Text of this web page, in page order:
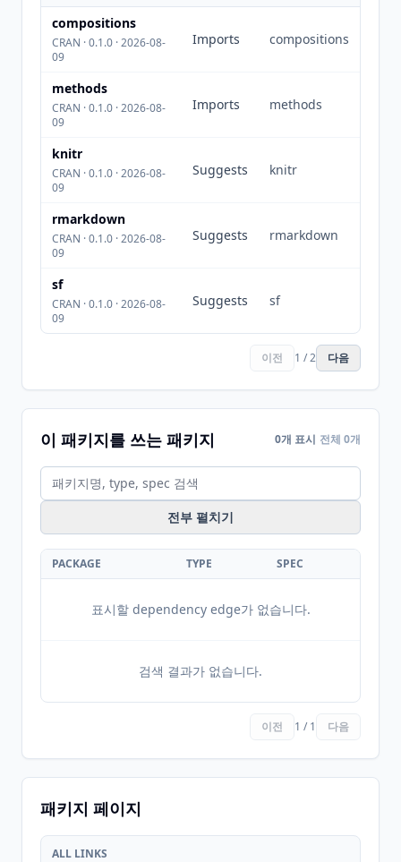
compositions
CRAN · 0.1.0 · 2026-08-
09
Imports compositions
methods
CRAN · 0.1.0 · 2026-08-
09
Imports methods
knitr
CRAN · 0.1.0 · 2026-08-
09
Suggests knitr
rmarkdown
CRAN · 0.1.0 · 2026-08-
09
Suggests rmarkdown
sf
CRAN · 0.1.0 · 2026-08-
09
Suggests sf
이전 1 / 2 다음
이 패키지를 쓰는 패키지 0개 표시 전체 0개
전부 펼치기
PACKAGE TYPE SPEC
표시할 dependency edge가 없습니다.
검색 결과가 없습니다.
이전 1 / 1 다음
패키지 페이지
ALL LINKS